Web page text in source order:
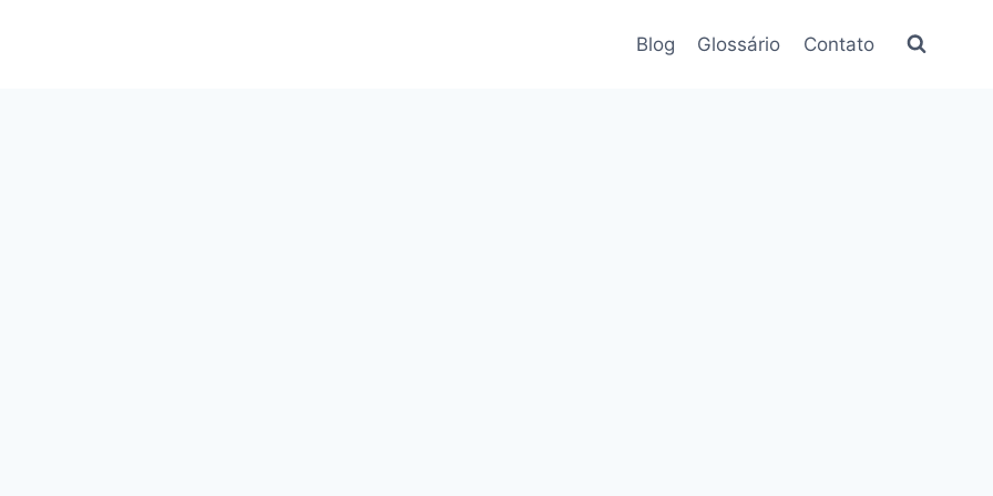
Blog Glossário Contato